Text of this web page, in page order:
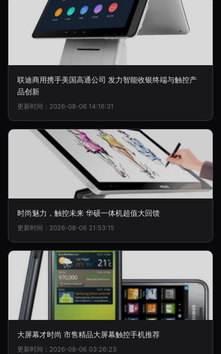
联迪商用携手美国高通公司 发力智能收银终端与触控产
品创新
更新时间：2026-08-06 14:16:31
时尚魅力，触控未来 华硕一体机超值大回馈
更新时间：2026-08-06 21:53:15
大屏幕才时尚 市售精品大屏幕触控手机推荐
更新时间：2026-08-06 03:26:23